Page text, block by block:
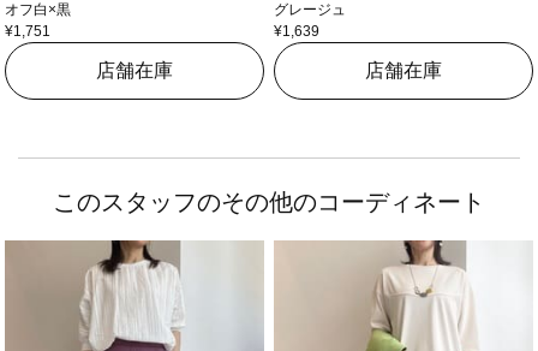
オフ白×黒
¥1,751
店舗在庫
グレージュ
¥1,639
店舗在庫
このスタッフのその他のコーディネート